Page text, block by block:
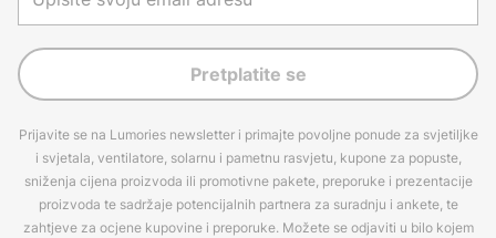
Pretplatite se
Prijavite se na Lumories newsletter i primajte povoljne ponude za svjetiljke
i svjetala, ventilatore, solarnu i pametnu rasvjetu, kupone za popuste,
sniženja cijena proizvoda ili promotivne pakete, preporuke i prezentacije
proizvoda te sadržaje potencijalnih partnera za suradnju i ankete, te
zahtjeve za ocjene kupovine i preporuke. Možete se odjaviti u bilo kojem